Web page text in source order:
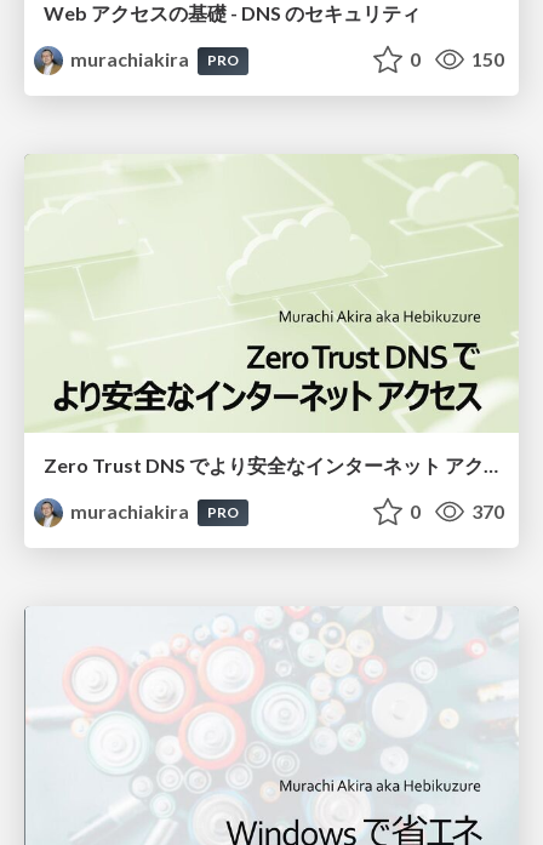
Web アクセスの基礎 - DNS のセキュリティ
murachiakira
PRO 0 150
Zero Trust DNS でより安全なインターネット アクセス
murachiakira
PRO 0 370